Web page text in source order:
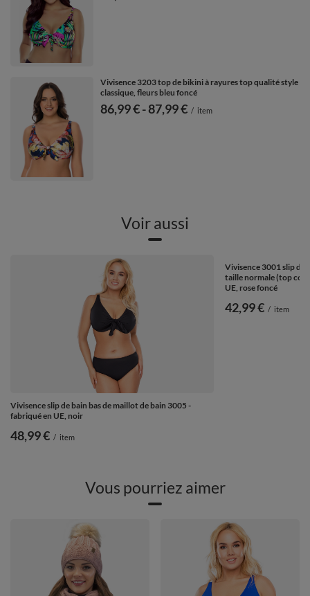
Vivisence 3203 top de bikini à rayures top qualité style
classique, fleurs bleu foncé
de
86,99 €-vers le bas
87,99 € / item
Voir aussi
Vivisence slip de bain bas de maillot de bain 3005 -
fabriqué en UE, noir
48,99 € / item
Vivisence 3001 slip
taille normale (top
UE, rose foncé
42,99 € / item
Vous pourriez aimer